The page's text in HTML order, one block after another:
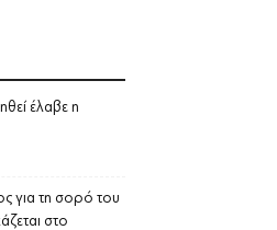
έλαβε η
για τη σορό του
στο